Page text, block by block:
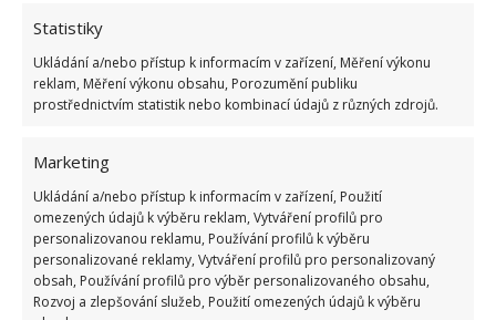
Statistiky
Ukládání a/nebo přístup k informacím v zařízení, Měření výkonu
reklam, Měření výkonu obsahu, Porozumění publiku
prostřednictvím statistik nebo kombinací údajů z různých zdrojů.
Marketing
Ukládání a/nebo přístup k informacím v zařízení, Použití
omezených údajů k výběru reklam, Vytváření profilů pro
personalizovanou reklamu, Používání profilů k výběru
personalizované reklamy, Vytváření profilů pro personalizovaný
obsah, Používání profilů pro výběr personalizovaného obsahu,
Rozvoj a zlepšování služeb, Použití omezených údajů k výběru
zahrádky vyžaduje více pozornosti a přesnosti. S
větším množstvím vody to je třeba nepřehánět,
protože její nadbytek může vést k uhnívání
kořenůa zvýší to i náchylnost rostlin k houbovým
nedostávala do kontaktu s nadzemními částmi
rostlin, protože to může vést k uhnívání listů.
Zdroj:Porady Interia